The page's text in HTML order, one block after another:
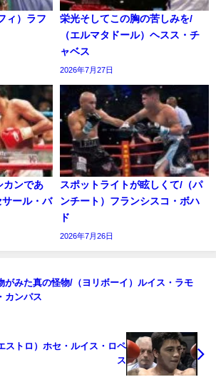
ィ）ラフ
栄光そしてこの胸の苦しみを/
（エルマタドール）ヘスス・チ
ャベス
2026年7月27日
カンであ
ール・バ
スポットライトが眩しくて/（パ
ンチート）フランシスコ・ボハ
ド
2026年7月26日
がみた真の怪物/（ヨリボーイ）ルイス・ラモ
カンパス
ストロ）ホセ・ルイス・ロペ
ス